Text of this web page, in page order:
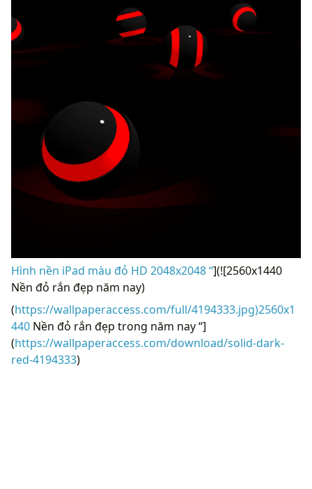
Hình nền iPad màu đỏ HD 2048x2048 “](![2560x1440
Nền đỏ rắn đẹp năm nay)
(https://wallpaperaccess.com/full/4194333.jpg)2560x1
440 Nền đỏ rắn đẹp trong năm nay “]
(https://wallpaperaccess.com/download/solid-dark-
red-4194333)